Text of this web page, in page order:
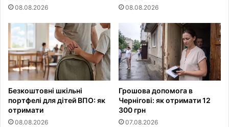
08.08.2026 08.08.2026
Безкоштовні шкільні
портфелі для дітей ВПО: як
отримати
08.08.2026
Грошова допомога в
Чернігові: як отримати 12
300 грн
07.08.2026